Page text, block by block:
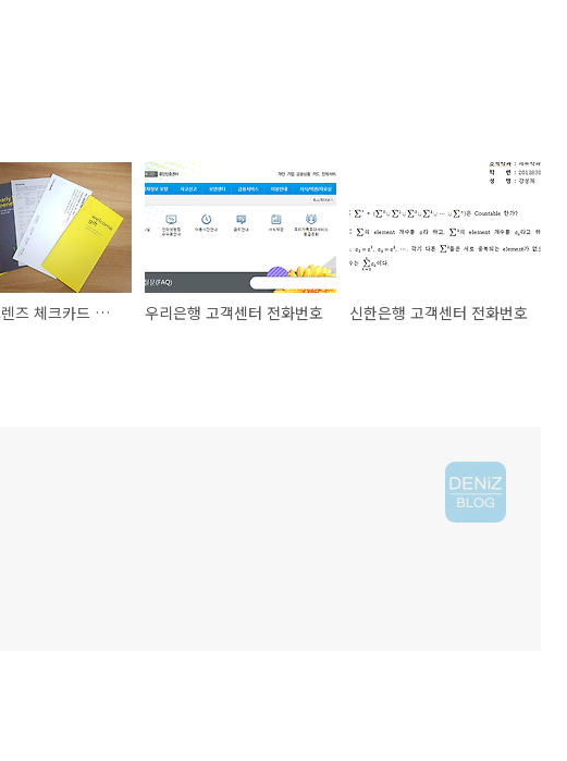
카카오 프렌즈 체크카드 발급!! 혜택 좋다!! 우리은행 고객센터 전화번호 신한은행 고객센터 전화번호